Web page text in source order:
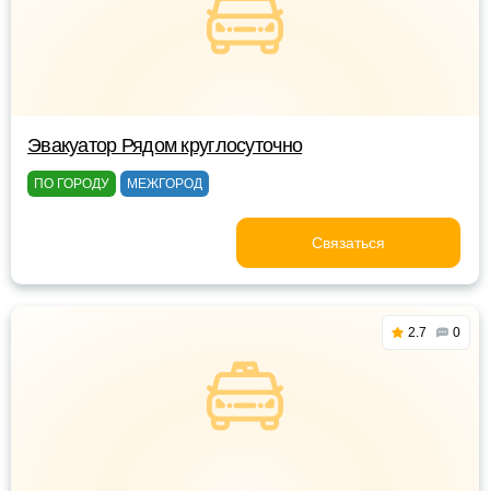
Эвакуатор Рядом круглосуточно
ПО ГОРОДУ МЕЖГОРОД
Связаться
2.7 0